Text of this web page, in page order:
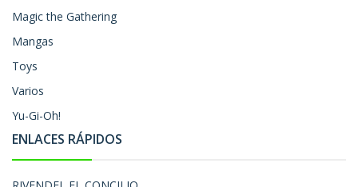
Magic the Gathering
Mangas
Toys
Varios
Yu-Gi-Oh!
ENLACES RÁPIDOS